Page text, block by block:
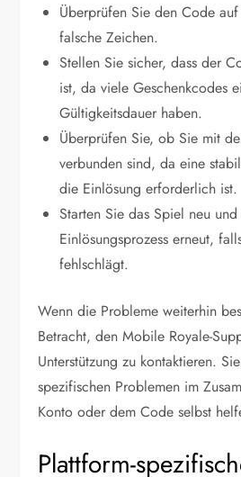
Überprüfen Sie den Code
falsche Zeichen.
Stellen Sie sicher, dass der
ist, da viele Geschenkcodes
Gültigkeitsdauer haben.
Überprüfen Sie, ob Sie mit
verbunden sind, da eine
die Einlösung erforderlich ist.
Starten Sie das Spiel neu
Einlösungsprozess erneut,
fehlschlägt.
Wenn die Probleme weiterhin
Betracht, den Mobile Royale-
Unterstützung zu kontaktieren.
spezifischen Problemen im
Konto oder dem Code selbst
Plattform-